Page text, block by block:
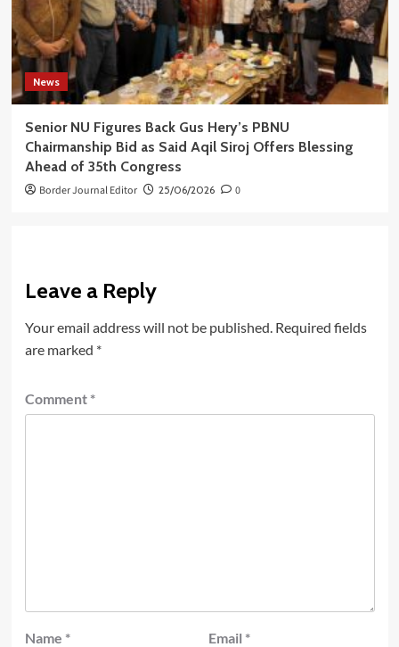
News
Senior NU Figures Back Gus Hery’s PBNU
Chairmanship Bid as Said Aqil Siroj Offers Blessing
Ahead of 35th Congress
Border Journal Editor 25/06/2026 0
Leave a Reply
Your email address will not be published. Required fields
are marked *
Comment *
Name * Email *